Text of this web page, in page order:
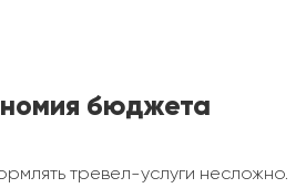
бюджета
тревел-услуги несложно.